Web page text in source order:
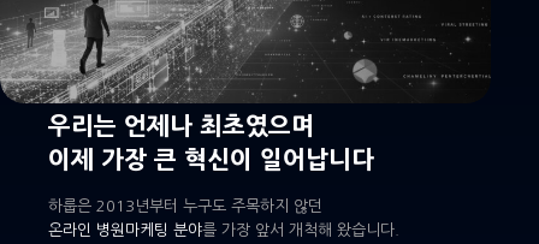
우리는 언제나 최초였으며
이제 가장 큰 혁신이 일어납니다
하룹은 2013년부터 누구도 주목하지 않던
온라인 병원마케팅 분야를 가장 앞서 개척해 왔습니다.